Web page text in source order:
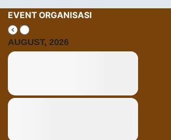
EVENT ORGANISASI
AUGUST, 2026